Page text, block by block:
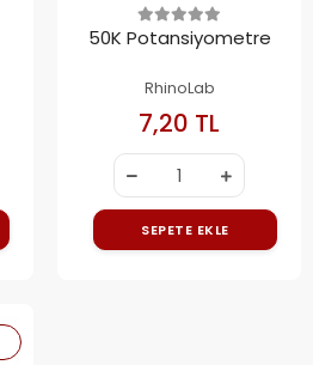
50K Potansiyometre
RhinoLab
7,20 TL
SEPETE EKLE